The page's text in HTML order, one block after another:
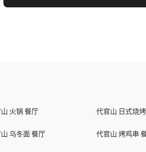
火锅 餐厅 代官山 日式烧
乌冬面 餐厅 代官山 烤鸡串